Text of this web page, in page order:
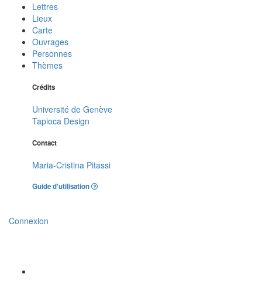
Lettres
Lieux
Carte
Ouvrages
Personnes
Thèmes
Crédits
Université de Genève
Tapioca Design
Contact
Maria-Cristina Pitassi
Guide d'utilisation
Connexion